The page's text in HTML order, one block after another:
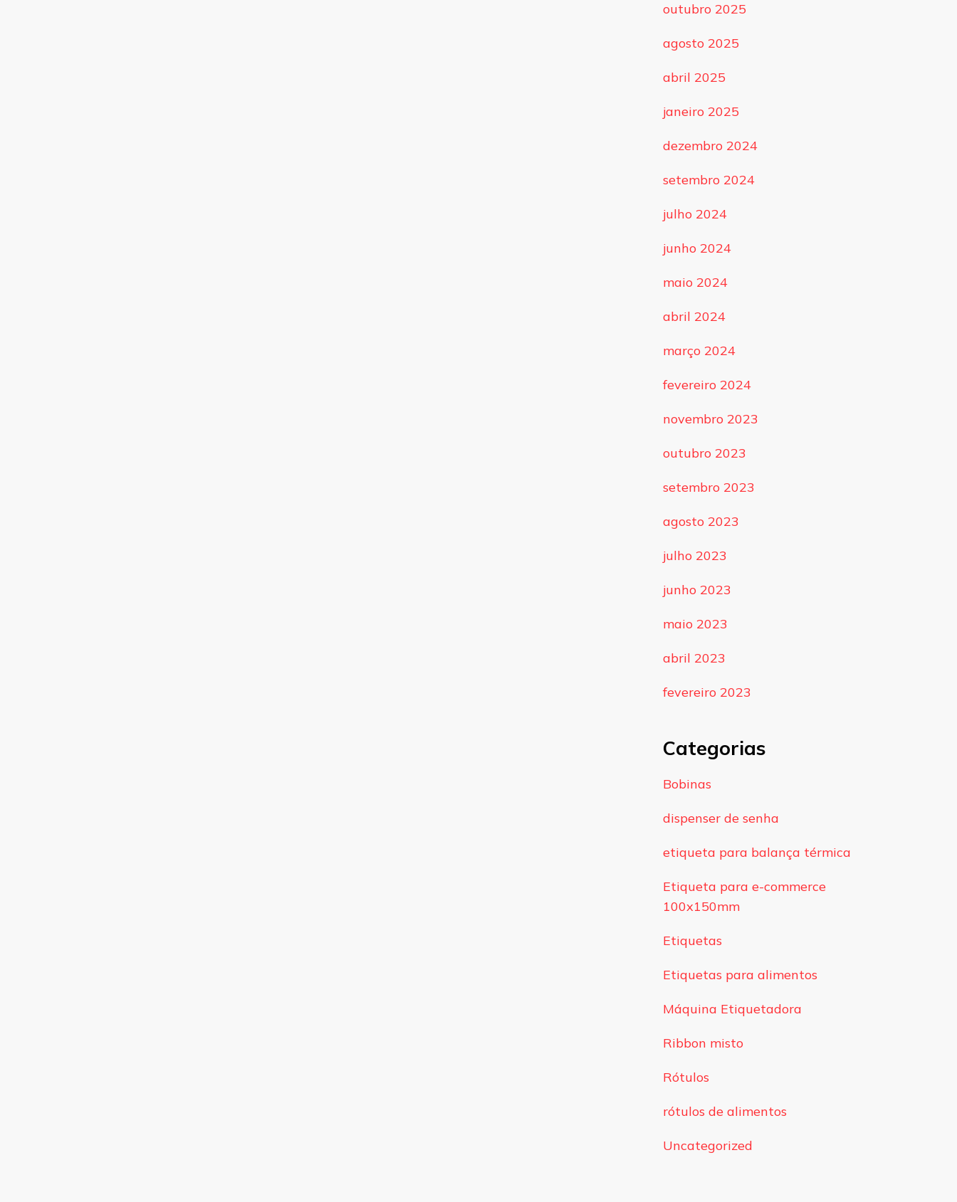
outubro 2025
agosto 2025
abril 2025
janeiro 2025
dezembro 2024
setembro 2024
julho 2024
junho 2024
maio 2024
abril 2024
março 2024
fevereiro 2024
novembro 2023
outubro 2023
setembro 2023
agosto 2023
julho 2023
junho 2023
maio 2023
abril 2023
fevereiro 2023
Categorias
Bobinas
dispenser de senha
etiqueta para balança térmica
Etiqueta para e-commerce
100x150mm
Etiquetas
Etiquetas para alimentos
Máquina Etiquetadora
Ribbon misto
Rótulos
rótulos de alimentos
Uncategorized